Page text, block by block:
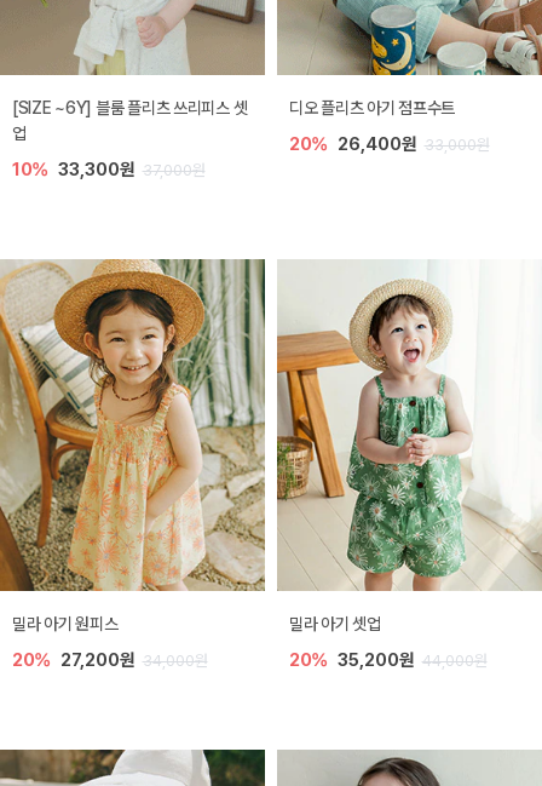
[SIZE ~6Y] 블룸 플리츠 쓰리피스 셋
업
10% 33,300원 37,000원
디오 플리츠 아기 점프수트
20% 26,400원 33,000원
밀라 아기 원피스
20% 27,200원 34,000원
밀라 아기 셋업
20% 35,200원 44,000원